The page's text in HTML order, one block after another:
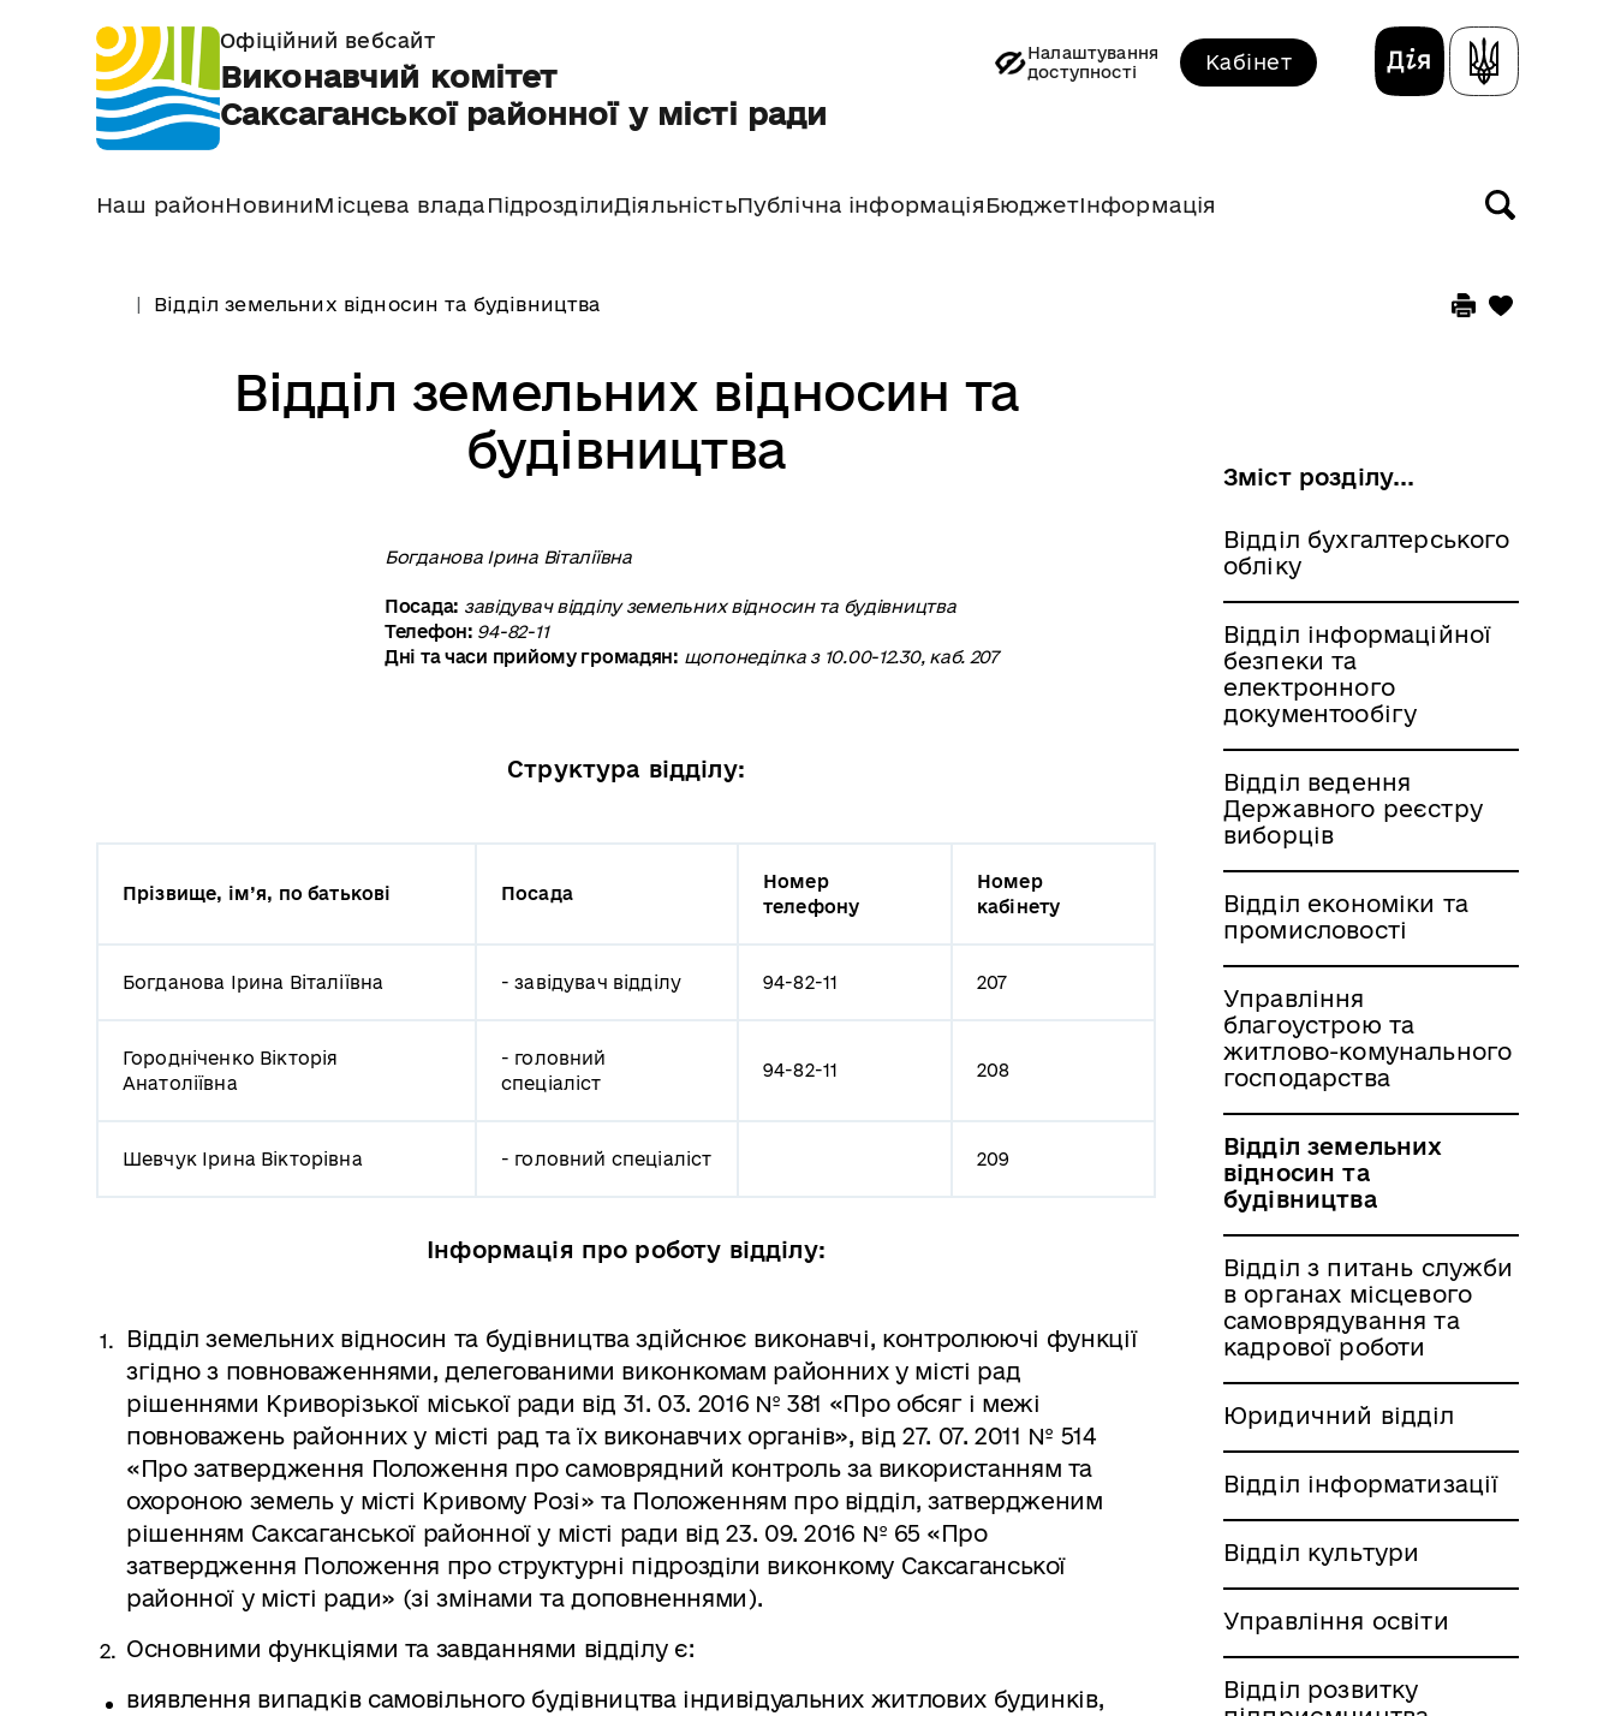
Офіційний вебсайт
Виконавчий комітет
Саксаганської районної у місті ради
Налаштування
доступності
Кабінет
Наш районНовиниМісцева влада ПідрозділиДіяльністьПублічна інформація БюджетІнформація
Відділ земельних відносин та будівництва
Відділ земельних відносин та
будівництва
Богданова Ірина Віталіївна
Посада: завідувач відділу земельних відносин та будівництва
Телефон: 94-82-11
Дні та часи прийому громадян: щопонеділка з 10.00-12.30, каб. 207
Структура відділу:
Прізвище, ім’я, по батькові Посада
Номер
телефону
Номер
кабінету
Богданова Ірина Віталіївна - завідувач відділу 94-82-11 207
Городніченко Вікторія
Анатоліївна
- головний
спеціаліст
94-82-11 208
Шевчук Ірина Вікторівна - головний спеціаліст 209
Інформація про роботу відділу:
Відділ земельних відносин та будівництва здійснює виконавчі, контролюючі функції
згідно з повноваженнями, делегованими виконкомам районних у місті рад
рішеннями Криворізької міської ради від 31. 03. 2016 № 381 «Про обсяг і межі
повноважень районних у місті рад та їх виконавчих органів», від 27. 07. 2011 № 514
«Про затвердження Положення про самоврядний контроль за використанням та
охороною земель у місті Кривому Розі» та Положенням про відділ, затвердженим
рішенням Саксаганської районної у місті ради від 23. 09. 2016 № 65 «Про
затвердження Положення про структурні підрозділи виконкому Саксаганської
районної у місті ради» (зі змінами та доповненнями).
Основними функціями та завданнями відділу є:
виявлення випадків самовільного будівництва індивідуальних житлових будинків,
Зміст розділу...
Відділ бухгалтерського
обліку
Відділ інформаційної
безпеки та
електронного
документообігу
Відділ ведення
Державного реєстру
виборців
Відділ економіки та
промисловості
Управління
благоустрою та
житлово-комунального
господарства
Відділ земельних
відносин та
будівництва
Відділ з питань служби
в органах місцевого
самоврядування та
кадрової роботи
Юридичний відділ
Відділ інформатизації
Відділ культури
Управління освіти
Відділ розвитку